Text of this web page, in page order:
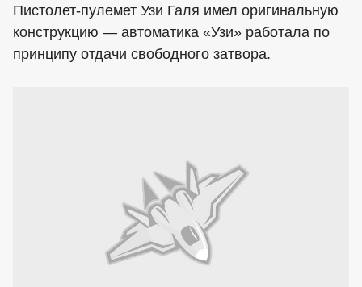
Пистолет-пулемет Узи Галя имел оригинальную
конструкцию — автоматика «Узи» работала по
принципу отдачи свободного затвора.